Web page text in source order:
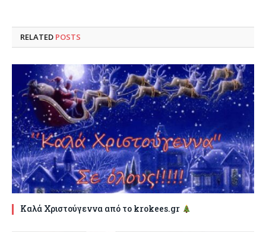
RELATED POSTS
Καλά Χριστούγεννα από το krokees.gr